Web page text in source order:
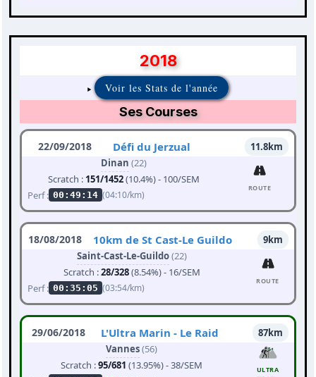
2018
Voir les Stats de l'année
Ses Courses
22/09/2018 Défi du Jerzual
11.8km
Dinan (22)
Scratch : 151/1452(10.4%) - 100/SEM
Perf : 00:49:14 (04:10/km)
ROUTE
18/08/2018 10km de St Cast-Le Guildo
9km
Saint-Cast-Le-Guildo(22)
Scratch :28/328(8.54%) - 16/SEM
Perf : 00:35:05 (03:54/km)
ROUTE
29/06/2018 L'Ultra Marin - Le Raid
87km
Vannes(56)
Scratch :95/681 (13.95%) - 38/SEM
ULTRA